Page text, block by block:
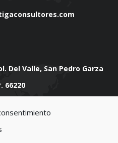
Del Valle, San Pedro Garza
66220